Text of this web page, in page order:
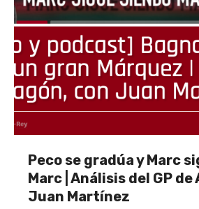
Peco se gradúa y Marc
Marc | Análisis del GP de
Juan Martínez